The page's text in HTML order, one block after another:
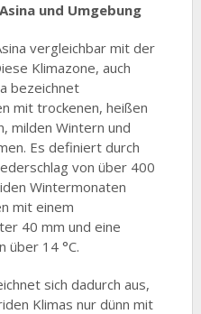
und Umgebung
vergleichbar mit der
Klimazone, auch
bezeichnet
mit trockenen, heißen
milden Wintern und
Es definiert durch
von über 400
Wintermonaten
mit einem
40 mm und eine
über 14 °C.
sich dadurch aus,
Klimas nur dünn mit